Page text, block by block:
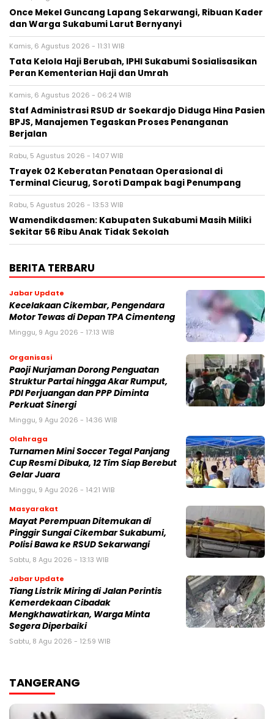
Once Mekel Guncang Lapang Sekarwangi, Ribuan Kader
dan Warga Sukabumi Larut Bernyanyi
Kamis, 6 Agustus 2026 - 11:31 WIB
Tata Kelola Haji Berubah, IPHI Sukabumi Sosialisasikan
Peran Kementerian Haji dan Umrah
Kamis, 6 Agustus 2026 - 06:24 WIB
Staf Administrasi RSUD dr Soekardjo Diduga Hina Pasien
BPJS, Manajemen Tegaskan Proses Penanganan
Berjalan
Rabu, 5 Agustus 2026 - 14:07 WIB
‎Trayek 02 Keberatan Penataan Operasional di
Terminal Cicurug, Soroti Dampak bagi Penumpang
Rabu, 5 Agustus 2026 - 13:53 WIB
Wamendikdasmen: Kabupaten Sukabumi Masih Miliki
Sekitar 56 Ribu Anak Tidak Sekolah
BERITA TERBARU
Jabar Update
Kecelakaan Cikembar, Pengendara
Motor Tewas di Depan TPA Cimenteng
Minggu, 9 Agu 2026 - 17:13 WIB
Organisasi
Paoji Nurjaman Dorong Penguatan
Struktur Partai hingga Akar Rumput,
PDI Perjuangan dan PPP Diminta
Perkuat Sinergi
Minggu, 9 Agu 2026 - 14:36 WIB
Olahraga
Turnamen Mini Soccer Tegal Panjang
Cup Resmi Dibuka, 12 Tim Siap Berebut
Gelar Juara
Minggu, 9 Agu 2026 - 14:21 WIB
Masyarakat
‎Mayat Perempuan Ditemukan di
Pinggir Sungai Cikembar Sukabumi,
Polisi Bawa ke RSUD Sekarwangi‎
Sabtu, 8 Agu 2026 - 13:13 WIB
Jabar Update
Tiang Listrik Miring di Jalan Perintis
Kemerdekaan Cibadak
Mengkhawatirkan, Warga Minta
Segera Diperbaiki
Sabtu, 8 Agu 2026 - 12:59 WIB
TANGERANG